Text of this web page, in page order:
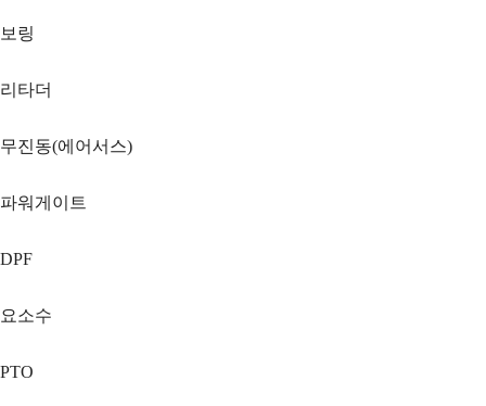
보링
리타더
무진동(에어서스)
파워게이트
DPF
요소수
PTO